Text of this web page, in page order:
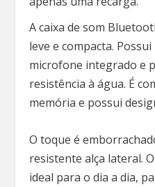
A caixa de som
leve e compacta.
microfone integrado e
resistência à água. É
memória e possui
O toque é
resistente alça lateral.
ideal para o dia a dia,